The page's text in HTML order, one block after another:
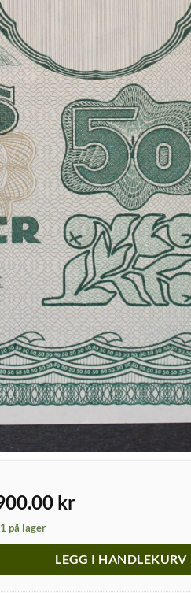
kr
på lager
LEGG I HANDLEKURV